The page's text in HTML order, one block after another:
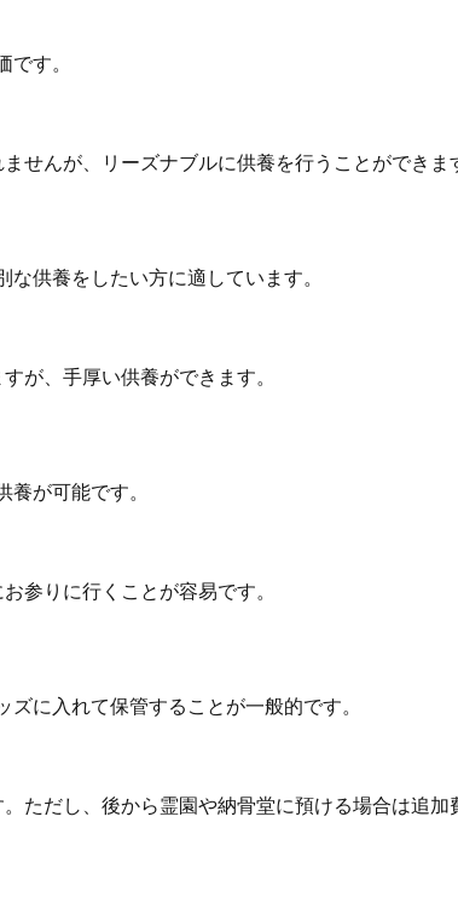
す。
せんが、リーズナブルに供養を行うことができま
供養をしたい方に適しています。
が、手厚い供養ができます。
が可能です。
参りに行くことが容易です。
に入れて保管することが一般的です。
ただし、後から霊園や納骨堂に預ける場合は追